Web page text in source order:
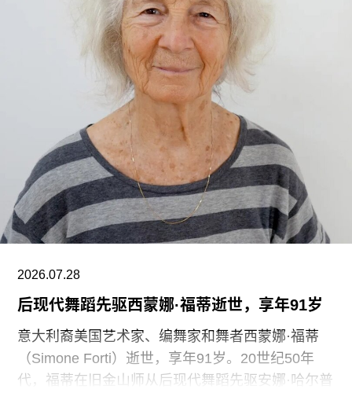
展品”项目的员工必须全程陪同调取馆藏，只有在另
一位同事到岗接替后，才能去洗手间。与他们服务
的公众一样，这些员工也不允许将食物或饮料带入
主展厅或储藏区。
“这种展示我们文化遗产的创新模式，竟是由那些连
上厕所或喝口水都得不到充分保障的员工来实现
的，”Prospect工会秘书长迈克·克兰西（Mike
Clancy）告诉《卫报》。“如果参观者得知，工会一
直反对的那些存在于亚马逊等企业的劳动实践，竟
然也存在于一家国际知名的文化机构时，他们一定
会感到震惊。”
V&A东馆典藏库的员工正在争取两次各15分钟的带
薪休息时间。工会成员还要求V&A在一年内获得“伦
2026.07.28
后现代舞蹈先驱西蒙娜·福蒂逝世，享年91岁
意大利裔美国艺术家、编舞家和舞者西蒙娜·福蒂
（Simone Forti）逝世，享年91岁。20世纪50年
代，福蒂在旧金山师从后现代舞蹈先驱安娜·哈尔普